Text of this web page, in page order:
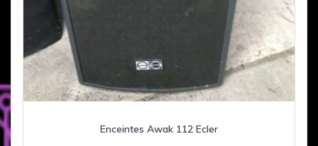
Enceintes Awak 112 Ecler